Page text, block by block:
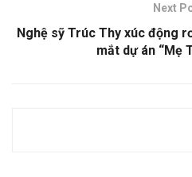
Next
Nghệ sỹ Trúc Thy xúc động
mắt dự án “Mẹ